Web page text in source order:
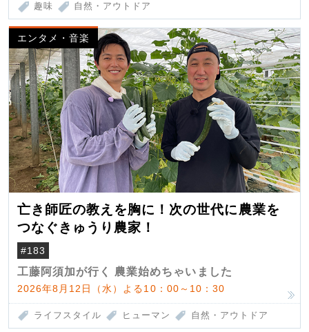
趣味 自然・アウトドア
エンタメ・音楽
亡き師匠の教えを胸に！次の世代に農業を
つなぐきゅうり農家！
#183
工藤阿須加が行く 農業始めちゃいました
2026年8月12日（水）よる10：00～10：30
ライフスタイル ヒューマン 自然・アウトドア